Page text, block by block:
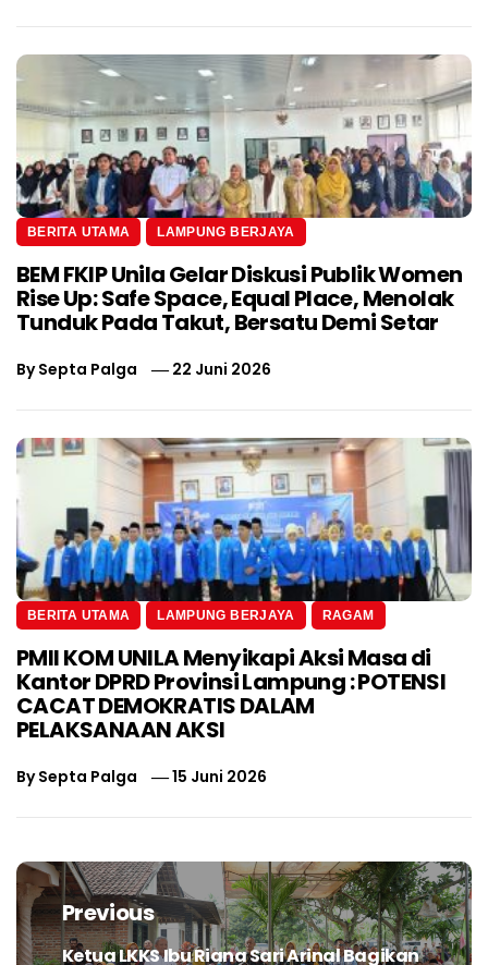
BERITA UTAMA LAMPUNG BERJAYA
BEM FKIP Unila Gelar Diskusi Publik Women
Rise Up: Safe Space, Equal Place, Menolak
Tunduk Pada Takut, Bersatu Demi Setar
BySepta Palga 22 Juni 2026
BERITA UTAMA LAMPUNG BERJAYA RAGAM
PMII KOM UNILA Menyikapi Aksi Masa di
Kantor DPRD Provinsi Lampung : POTENSI
CACAT DEMOKRATIS DALAM
PELAKSANAAN AKSI
BySepta Palga 15 Juni 2026
Navigasi
posPrevious
Previous
Ketua LKKS Ibu Riana Sari Arinal Bagikan